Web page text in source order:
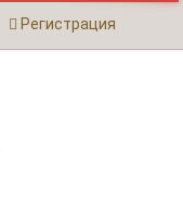
Регистрация